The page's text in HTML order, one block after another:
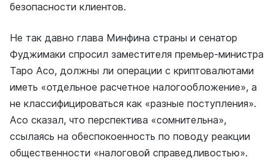
безопасности клиентов.
Не так давно глава Минфина страны и сенатор
Фуджимаки спросил заместителя премьер-министра
Таро Асо, должны ли операции с криптовалютами
иметь «отдельное расчетное налогообложение», а
не классифицироваться как «разные поступления».
Асо сказал, что перспектива «сомнительна»,
ссылаясь на обеспокоенность по поводу реакции
общественности «налоговой справедливостью».